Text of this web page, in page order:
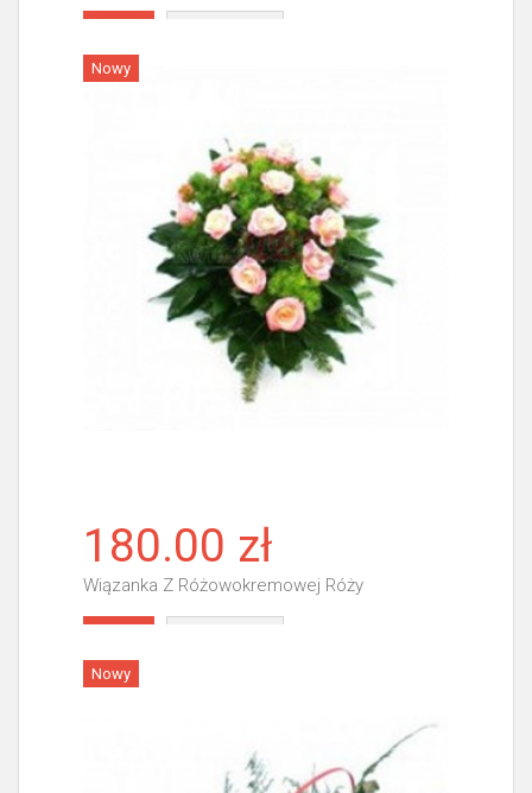
Nowy
180.00 zł
Wiązanka Z Różowokremowej Róży
Nowy